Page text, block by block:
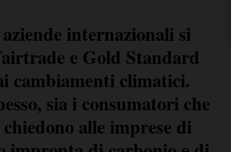
internazionali si
e Gold Standard
cambiamenti climatici.
sia i consumatori che
alle imprese di